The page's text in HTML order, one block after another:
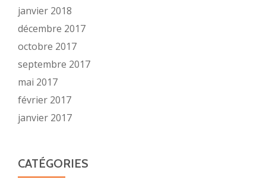
janvier 2018
décembre 2017
octobre 2017
septembre 2017
mai 2017
février 2017
janvier 2017
CATÉGORIES